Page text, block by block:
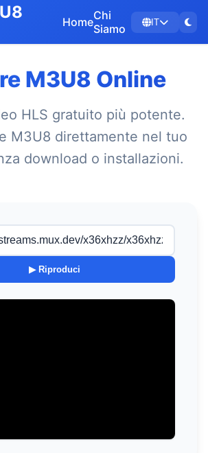
HomeChi
Siamo
IT
M3U8 Online
HLS gratuito più potente.
M3U8 direttamente nel tuo
download o installazioni.
▶ Riproduci